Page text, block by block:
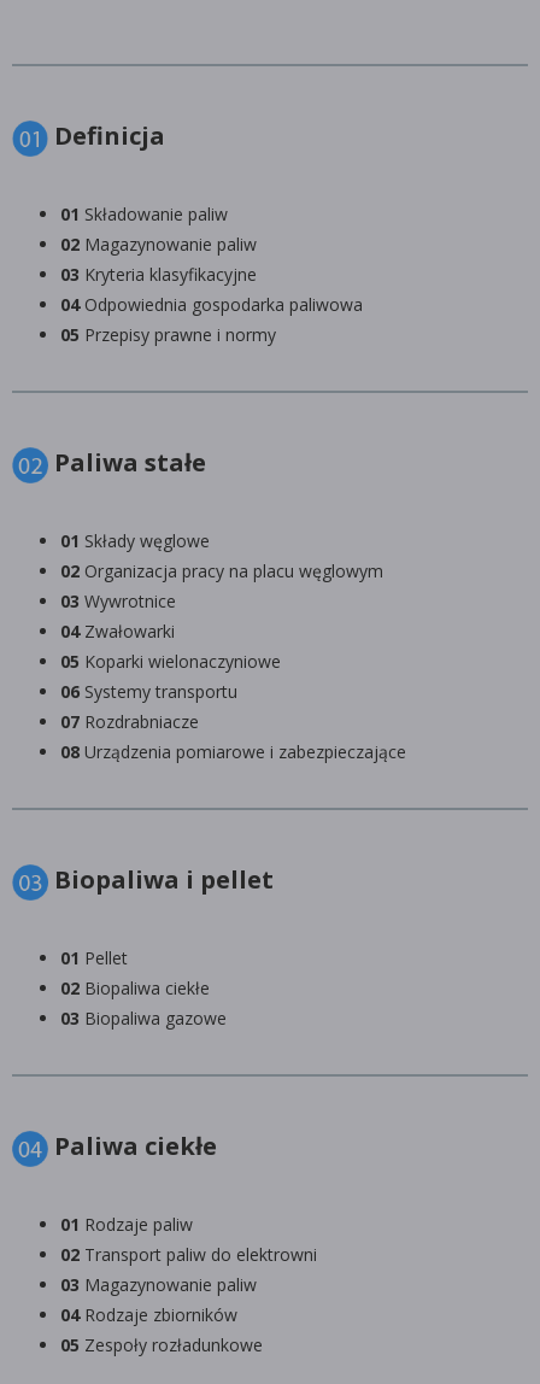
Definicja
01 Składowanie paliw
02 Magazynowanie paliw
03 Kryteria klasyfikacyjne
04Odpowiednia gospodarka paliwowa
05 Przepisy prawne i normy
Paliwa stałe
01 Składy węglowe
02 Organizacja pracy na placu węglowym
03 Wywrotnice
04Zwałowarki
05 Koparki wielonaczyniowe
06 Systemy transportu
07 Rozdrabniacze
08 Urządzenia pomiarowe i zabezpieczające
Biopaliwa i pellet
01 Pellet
02 Biopaliwa ciekłe
03 Biopaliwa gazowe
Paliwa ciekłe
01 Rodzaje paliw
02 Transport paliw do elektrowni
03 Magazynowanie paliw
04Rodzaje zbiorników
05 Zespoły rozładunkowe